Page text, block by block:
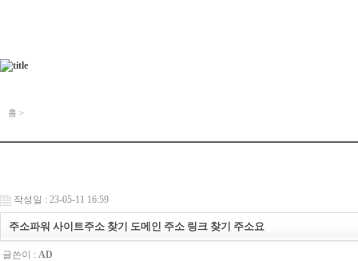
홈 >
작성일 : 23-05-11 16:59
주소파워 사이트주소 찾기 도메인 주소 링크 찾기 주소요
글쓴이 : AD